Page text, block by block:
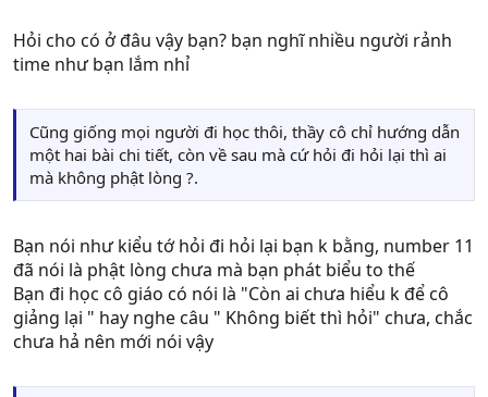
thấy đúng thì thôi ^^
Hỏi cho có ở đâu vậy bạn? bạn nghĩ nhiều người rảnh
time như bạn lắm nhỉ
Cũng giống mọi người đi học thôi, thầy cô chỉ hướng dẫn
một hai bài chi tiết, còn về sau mà cứ hỏi đi hỏi lại thì ai
mà không phật lòng ?.
Bạn nói như kiểu tớ hỏi đi hỏi lại bạn k bằng, number 11
đã nói là phật lòng chưa mà bạn phát biểu to thế
Bạn đi học cô giáo có nói là "Còn ai chưa hiểu k để cô
giảng lại " hay nghe câu " Không biết thì hỏi" chưa, chắc
chưa hả nên mới nói vậy